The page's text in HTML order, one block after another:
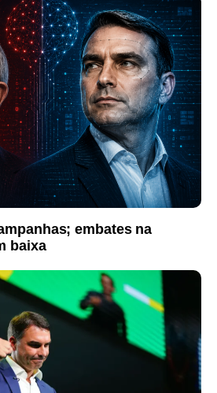
embates na
baixa